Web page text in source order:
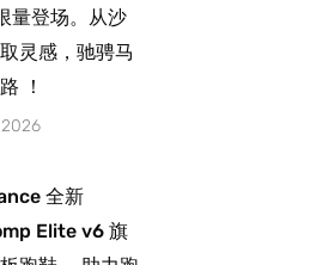
量登场。从沙
灵感，驰骋马
！
全新
Elite v6 旗